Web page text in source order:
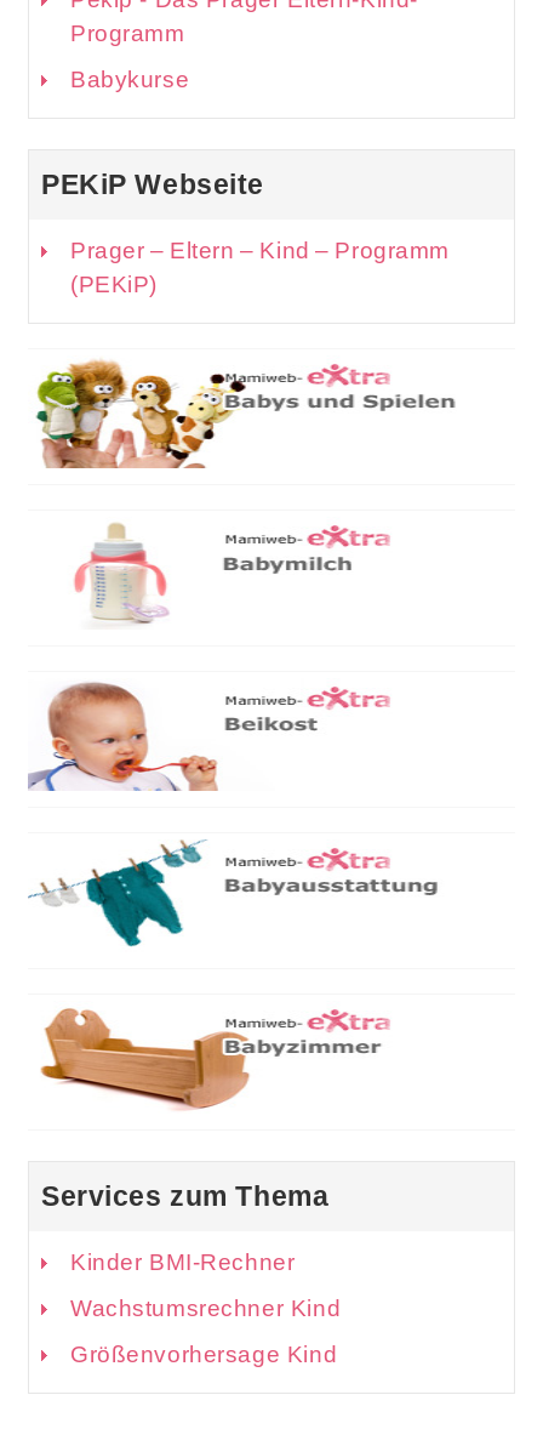
Programm
Babykurse
PEKiP Webseite
Prager – Eltern – Kind – Programm
(PEKiP)
Services zum Thema
Kinder BMI-Rechner
Wachstumsrechner Kind
Größenvorhersage Kind